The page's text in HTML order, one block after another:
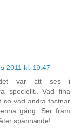
2011 kl. 19:47
det var att ses i
speciellt.. Vad fina
se vad andra fastnar
gång. Ser fram
spännande!